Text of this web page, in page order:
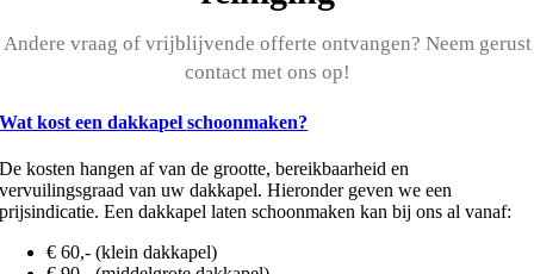
Andere vraag of vrijblijvende offerte ontvangen? Neem gerust
contact met ons op!
Wat kost een dakkapel schoonmaken?
De kosten hangen af van de grootte, bereikbaarheid en
vervuilingsgraad van uw dakkapel. Hieronder geven we een
prijsindicatie. Een dakkapel laten schoonmaken kan bij ons al vanaf:
€ 60,- (klein dakkapel)